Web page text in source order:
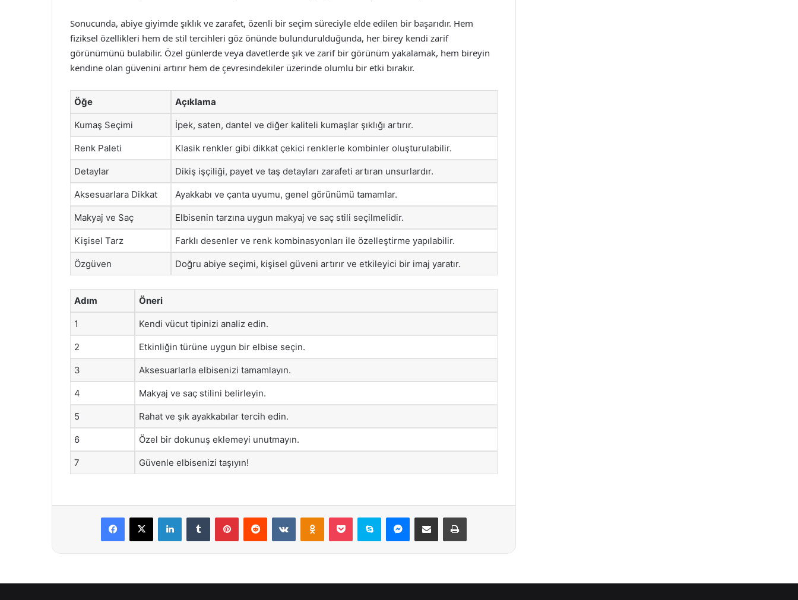
Sonucunda, abiye giyimde şıklık ve zarafet, özenli bir seçim süreciyle elde edilen bir başarıdır. Hem
fiziksel özellikleri hem de stil tercihleri göz önünde bulundurulduğunda, her birey kendi zarif
görünümünü bulabilir. Özel günlerde veya davetlerde şık ve zarif bir görünüm yakalamak, hem bireyin
kendine olan güvenini artırır hem de çevresindekiler üzerinde olumlu bir etki bırakır.
Öğe Açıklama
Kumaş Seçimi İpek, saten, dantel ve diğer kaliteli kumaşlar şıklığı artırır.
Renk Paleti Klasik renkler gibi dikkat çekici renklerle kombinler oluşturulabilir.
Detaylar Dikiş işçiliği, payet ve taş detayları zarafeti artıran unsurlardır.
Aksesuarlara Dikkat Ayakkabı ve çanta uyumu, genel görünümü tamamlar.
Makyaj ve Saç Elbisenin tarzına uygun makyaj ve saç stili seçilmelidir.
Kişisel Tarz Farklı desenler ve renk kombinasyonları ile özelleştirme yapılabilir.
Özgüven Doğru abiye seçimi, kişisel güveni artırır ve etkileyici bir imaj yaratır.
Adım Öneri
1 Kendi vücut tipinizi analiz edin.
2 Etkinliğin türüne uygun bir elbise seçin.
3 Aksesuarlarla elbisenizi tamamlayın.
4 Makyaj ve saç stilini belirleyin.
5 Rahat ve şık ayakkabılar tercih edin.
6 Özel bir dokunuş eklemeyi unutmayın.
7 Güvenle elbisenizi taşıyın!
Facebook
X LinkedInTumblr PinterestReddit VKontakteOdnoklassniki
Pocket Skype Messenger
E-Posta ile paylaş Yazdır